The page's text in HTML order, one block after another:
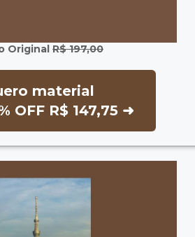
Original R$ 197,00
material
OFF R$ 147,75 ➜